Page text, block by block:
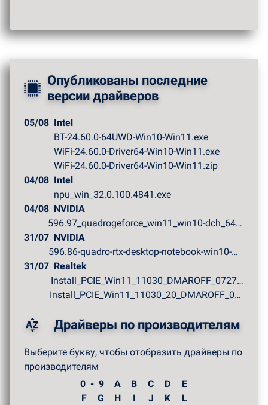
Опубликованы последние
версии драйверов
05/08 Intel
BT-24.60.0-64UWD-Win10-Win11.exe
WiFi-24.60.0-Driver64-Win10-Win11.exe
WiFi-24.60.0-Driver64-Win10-Win11.zip
04/08 Intel
npu_win_32.0.100.4841.exe
04/08 NVIDIA
596.97_quadrogeforce_win11_win10-dch_64bit_internationa...
31/07 NVIDIA
596.86-quadro-rtx-desktop-notebook-win10-win11-64bit-in...
31/07 Realtek
Install_PCIE_Win11_11030_DMAROFF_07272026.zip
Install_PCIE_Win11_11030_20_DMAROFF_07272026.zip
Драйверы по производителям
Выберите букву, чтобы отобразить драйверы по
производителям
0 - 9
A B C D
E
F
G H I J K
L